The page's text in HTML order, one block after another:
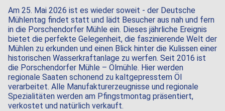
Am 25. Mai 2026 ist es wieder soweit - der Deutsche
Mühlentag findet statt und lädt Besucher aus nah und fern
in die Porschendorfer Mühle ein. Dieses jährliche Ereignis
bietet die perfekte Gelegenheit, die faszinierende Welt der
Mühlen zu erkunden und einen Blick hinter die Kulissen einer
historischen Wasserkraftanlage zu werfen. Seit 2016 ist
die Porschendorfer Mühle – Ölmühle. Hier werden
regionale Saaten schonend zu kaltgepresstem Öl
verarbeitet. Alle Manufakturerzeugnisse und regionale
Spezialitäten werden am Pfingstmontag präsentiert,
verkostet und natürlich verkauft.